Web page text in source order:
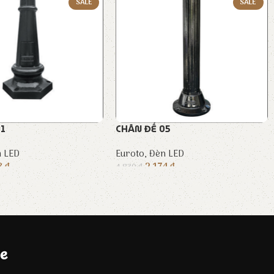
₫
CHÂN ĐẾ 05
Euroto,Đèn LED
4.830₫ 2.174₫